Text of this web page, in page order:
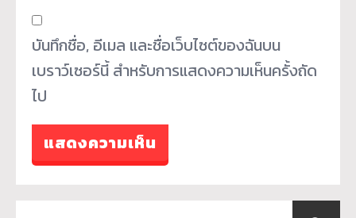
บันทึกชื่อ, อีเมล และชื่อเว็บไซต์ของฉันบน
เบราว์เซอร์นี้ สำหรับการแสดงความเห็นครั้งถัด
ไป